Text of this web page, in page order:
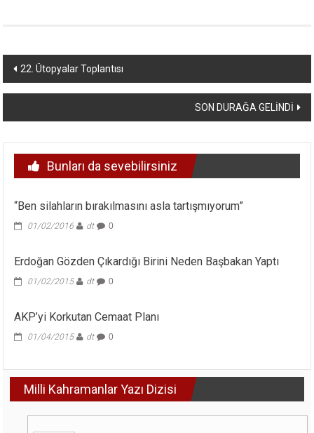
Yazı
dolaşımı
22. Ütopyalar Toplantısı
SON DURAĞA GELİNDİ
Bunları da sevebilirsiniz
“Ben silahların bırakılmasını asla tartışmıyorum”
01/02/2016 dt 0
Erdoğan Gözden Çıkardığı Birini Neden Başbakan Yaptı
01/02/2015 dt 0
AKP’yi Korkutan Cemaat Planı
01/04/2015 dt 0
Milli Kahramanlar Yazı Dizisi